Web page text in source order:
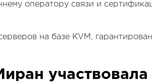
оператору связи и
на базе KVM,
участвовала